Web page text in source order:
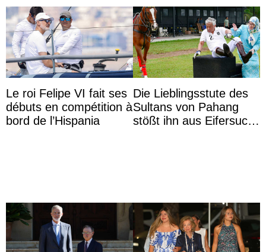
Le roi Felipe VI fait ses
débuts en compétition à
bord de l’Hispania
Die Lieblingsstute des
Sultans von Pahang
stößt ihn aus Eifersucht